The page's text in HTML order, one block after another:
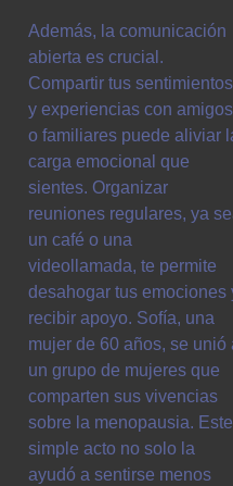
Además, la comunicación
abierta es crucial.
Compartir tus sentimientos
y experiencias con amigos
o familiares puede aliviar
carga emocional que
sientes. Organizar
reuniones regulares, ya
un café o una
videollamada, te permite
desahogar tus emociones
recibir apoyo. Sofía, una
mujer de 60 años, se unió
un grupo de mujeres que
comparten sus vivencias
sobre la menopausia. Este
simple acto no solo la
ayudó a sentirse menos